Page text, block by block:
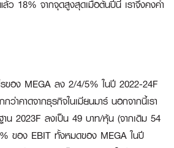
ว 18% จากจุดสูงสุดเมื่อต้นปีนี้ เราจึงคงคำ
รของ MEGA ลง 2/4/5% ในปี 2022-24F
ว่าคาดจากธุรกิจในเมียนมาร์ นอกจากนี้เรา
าน 2023F ลงเป็น 49 บาท/หุ้น (จากเดิม 54
ของ EBIT ทั้งหมดของ MEGA ในปี